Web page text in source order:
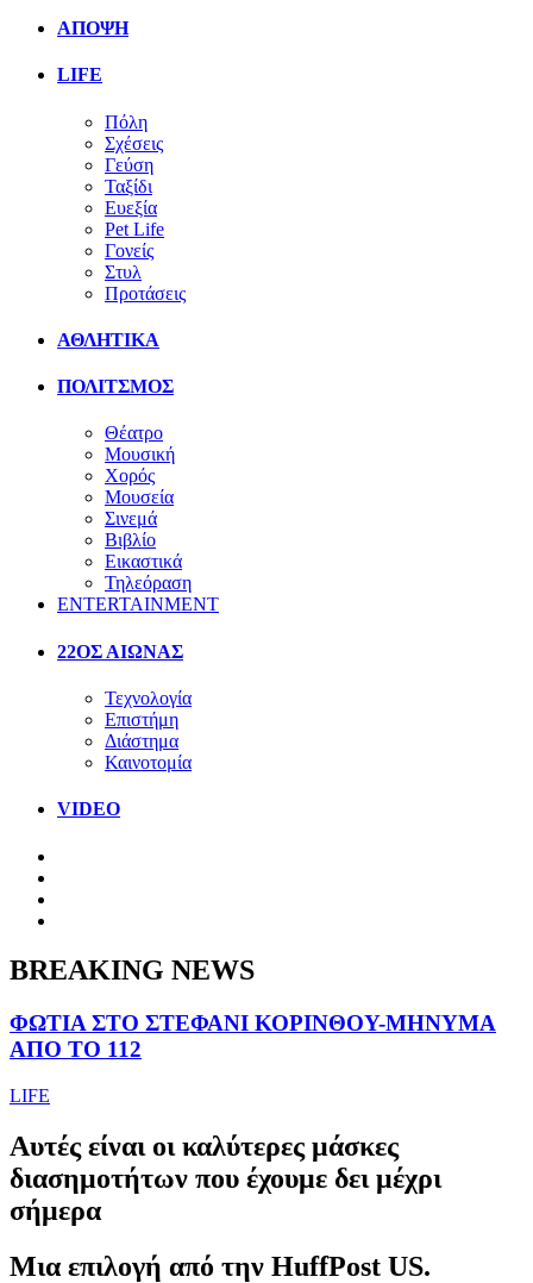
ΑΠΟΨΗ
LIFE
Πόλη
Σχέσεις
Γεύση
Ταξίδι
Ευεξία
Pet Life
Γονείς
Στυλ
Προτάσεις
ΑΘΛΗΤΙΚΑ
ΠΟΛΙΤΣΜΟΣ
Θέατρο
Μουσική
Χορός
Μουσεία
Σινεμά
Βιβλίο
Εικαστικά
Τηλεόραση
ENTERTAINMENT
22ΟΣ ΑΙΩΝΑΣ
Τεχνολογία
Επιστήμη
Διάστημα
Καινοτομία
VIDEO
BREAKING NEWS
ΦΩΤΙΑ ΣΤΟ ΣΤΕΦΑΝΙ ΚΟΡΙΝΘΟΥ-ΜΗΝΥΜΑ
ΑΠΟ ΤΟ 112
LIFE
Αυτές είναι οι καλύτερες μάσκες
διασημοτήτων που έχουμε δει μέχρι
σήμερα
Μια επιλογή από την HuffPost US.